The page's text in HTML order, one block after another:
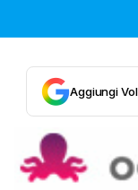
Aggiungi